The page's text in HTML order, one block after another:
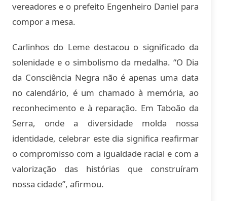
vereadores e o prefeito Engenheiro Daniel para
compor a mesa.
Carlinhos do Leme destacou o significado da
solenidade e o simbolismo da medalha. “O Dia
da Consciência Negra não é apenas uma data
no calendário, é um chamado à memória, ao
reconhecimento e à reparação. Em Taboão da
Serra, onde a diversidade molda nossa
identidade, celebrar este dia significa reafirmar
o compromisso com a igualdade racial e com a
valorização das histórias que construíram
nossa cidade”, afirmou.